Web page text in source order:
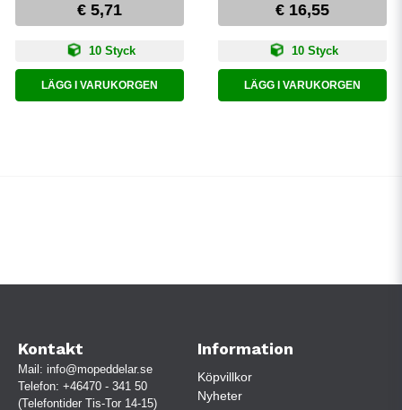
€ 5,71
10 Styck
LÄGG I VARUKORGEN
€ 16,55
10 Styck
LÄGG I VARUKORGEN
Kontakt
Mail: info@mopeddelar.se
Telefon: +46470 - 341 50
(Telefontider Tis-Tor 14-15)
Information
Köpvillkor
Nyheter